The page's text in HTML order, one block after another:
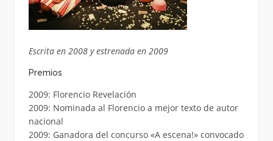
Escrita en 2008 y estrenada en 2009
Premios
2009: Florencio Revelación
2009: Nominada al Florencio a mejor texto de autor
nacional
2009: Ganadora del concurso «A escena!» convocado